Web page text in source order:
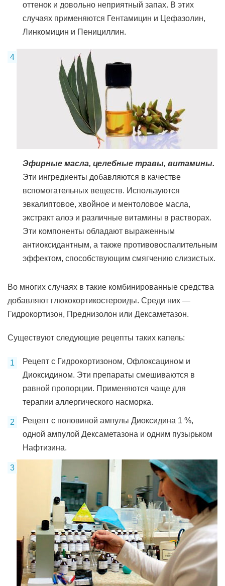
оттенок и довольно неприятный запах. В этих
случаях применяются Гентамицин и Цефазолин,
Линкомицин и Пенициллин.
Эфирные масла, целебные травы, витамины.
Эти ингредиенты добавляются в качестве
вспомогательных веществ. Используются
эвкалиптовое, хвойное и ментоловое масла,
экстракт алоэ и различные витамины в растворах.
Эти компоненты обладают выраженным
антиоксидантным, а также противовоспалительным
эффектом, способствующим смягчению слизистых.
Во многих случаях в такие комбинированные средства
добавляют глюкокортикостероиды. Среди них —
Гидрокортизон, Преднизолон или Дексаметазон.
Существуют следующие рецепты таких капель:
Рецепт с Гидрокортизоном, Офлоксацином и
Диоксидином. Эти препараты смешиваются в
равной пропорции. Применяются чаще для
терапии аллергического насморка.
Рецепт с половиной ампулы Диоксидина 1 %,
одной ампулой Дексаметазона и одним пузырьком
Нафтизина.